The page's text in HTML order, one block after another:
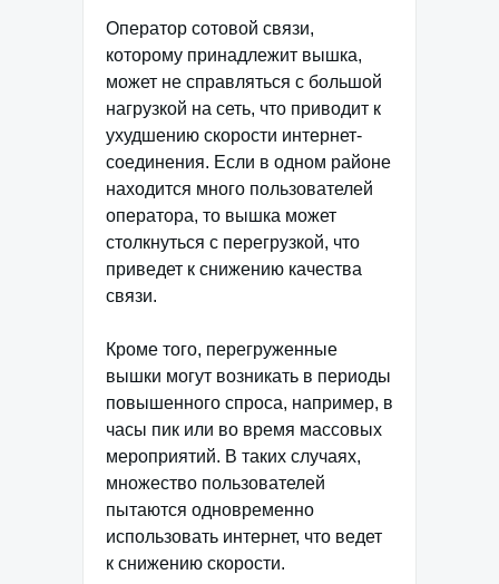
Оператор сотовой связи,
которому принадлежит вышка,
может не справляться с большой
нагрузкой на сеть, что приводит к
ухудшению скорости интернет-
соединения. Если в одном районе
находится много пользователей
оператора, то вышка может
столкнуться с перегрузкой, что
приведет к снижению качества
связи.
Кроме того, перегруженные
вышки могут возникать в периоды
повышенного спроса, например, в
часы пик или во время массовых
мероприятий. В таких случаях,
множество пользователей
пытаются одновременно
использовать интернет, что ведет
к снижению скорости.